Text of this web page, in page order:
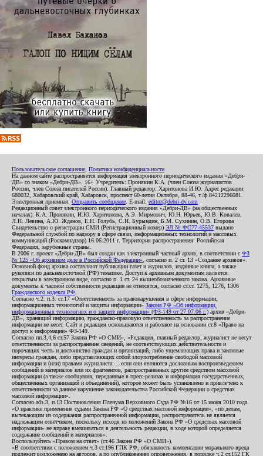
Пользовательское соглашение Политика конфиденциальности
На данном сайте распространяется информация электронного периодического издания «Дебри-
ДВ» со знаком «Дебри-ДВ». 16+ Учредитель: Пронякин К.А. (член Союза журналистов
России, член Союза писателей России). Главный редактор: Харитонова И.Ю. Адрес редакции:
680032, Хабаровский край, Хабаровск, проспект 60-летия Октября, 88-46, т./ф.84212296081.
Электронная приемная: Отправить сообщение . E-mail: editor@debri-dv.com
Редакционный совет электронного периодического издания «Дебри-ДВ» (на общественных
началах): К.А. Пронякин, И.Ю. Харитонова, А.Э. Мирмович, Ю.Н. Юрьев, Ю.В. Ковалев,
Л.Н. Левина, А.Ю. Жданов, Е.Н. Голубь, С.Н. Бурындин, Б.М. Сухинин, О.В. Егорова
Свидетельство о регистрации СМИ (Регистрационный номер) ЭЛ № ФС77-45537 выдано
Федеральной службой по надзору в сфере связи, информационных технологий и массовых
коммуникаций (Роскомнадзор) 16.06.2011 г. Территория распространения: Российская
Федерация, зарубежные страны.
В 2006 г. проект «Дебри-ДВ» был создан как электронный частный архив, в соответствии с ФЗ
№ 125 «Об архивном деле в Российской Федерации» , согласно п. 2 ст. 13 «Создание архивов».
Основной фонд архива составляют публикации газет и журналов, изданные книги, а также
рукописи по дальневосточной (РФ) тематике. Доступ к архивным документам является
открытым в электронном виде, согласно п. 1 ст. 24 вышеобозначенного закона. Архивные
документы к частной собственности редакции не относятся, согласно ст.ст. 1275, 1276, 1306
Гражданского кодекса РФ
Согласно ч.2. п.3. ст.17 «Ответственность за правонарушения в сфере информации,
информационных технологий и защиты информации» Закона РФ «Об информации,
информационных технологиях и о защите информации» (ФЗ-149 от 27.07.06 г.) архив «Дебри-
ДВ», хранящий информацию, гражданско-правовую ответственность за распространение
информации не несет. Сайт и редакция основываются и работают на основании ст.8 «Право на
доступ к информации» ФЗ-149.
Согласно пп.3,4,6 ст.57 Закона РФ «О СМИ», «Редакция, главный редактор, журналист не несут
ответственности за распространение сведений, не соответствующих действительности и
порочащих честь и достоинство граждан и организаций, либо ущемляющих права и законные
интересы граждан, либо представляющих собой злоупотребление свободой массовой
информации и (или) правами журналиста: ...если они являются дословным воспроизведением
сообщений и материалов или их фрагментов, распространенных другим средством массовой
информации (а также сообщения, переданные в пресс-релизах и информация государственных,
общественных организаций и объединений), которое может быть установлено и привлечено к
ответственности за данное нарушение законодательства Российской Федерации о средствах
массовой информации».
Согласно абз.3, п.13 Постановления Пленума Верховного Суда РФ №16 от 15 июня 2010 года
«О практике применения судами Закона РФ «О средствах массовой информации», «по делам,
вытекающим из содержания распространенной информации, распространитель не является
надлежащим ответчиком, поскольку исходя из положений Закона РФ «О средствах массовой
информации» не вправе вмешиваться в деятельность редакции, в ходе которой определяется
содержание сообщений и материалов».
Воспользуйтесь «Правом на ответ» (ст.46 Закона РФ «О СМИ»).
«В соответствии с положением ч.3 ст.196 ГПК РФ, обязанность компенсации морального вреда
подлежит возложению на авторов, а по опубликованию опровержения, в порядке ч.2 ст.152 ГК